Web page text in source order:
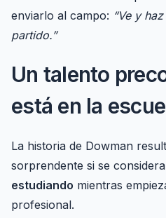
enviarlo al campo: “Ve y
partido.”
Un talento
está en la
La historia de Dowman
sorprendente si se
estudiando mientras
profesional.